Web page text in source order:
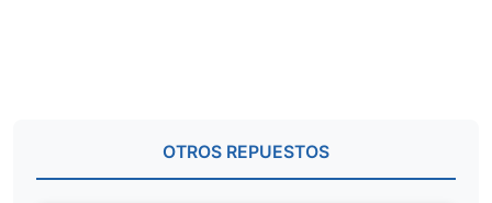
OTROS REPUESTOS